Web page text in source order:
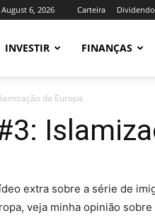
6, 2026 Carteira
INVESTIR FINANÇAS
da Europa
extra sobre a série de
veja minha opinião